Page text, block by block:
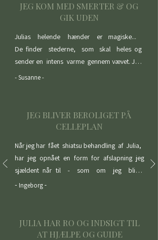
JEG KOM MED SMERTER & OG
GIK UDEN
Julias    helende    hænder    er   magiske...
De finder  stederne,  som  skal  heles og
sender en  intens  varme  gennem vævet. Jeg
tog derhen med smerter og tog hjem uden.
- Susanne -
JULIA HAR RO OG INDSIGT TIL
AT HJÆLPE OG GUIDE
JEG BLIVER BEROLIGET PÅ
CELLEPLAN
Når jeg har  fået  shiatsu behandling  af  Julia,  ​​
har ​ jeg  opnået  en  form  for  afslapning  jeg
sjældent når til  -  som  om  jeg  bliver
beroliget  helt  ned på  celleplan.   Julia    har
nærværende energi  -  det   føles   som   en
"less  is  more" tilgang, og det virker for mig.
- Ingeborg-